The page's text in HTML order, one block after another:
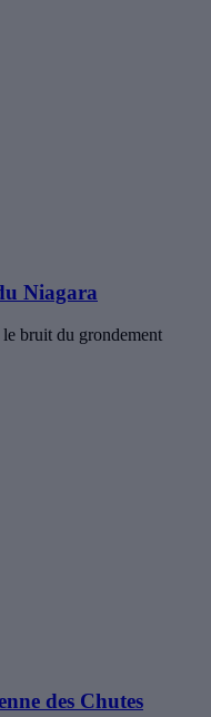
Niagara
le bruit du grondement
des Chutes